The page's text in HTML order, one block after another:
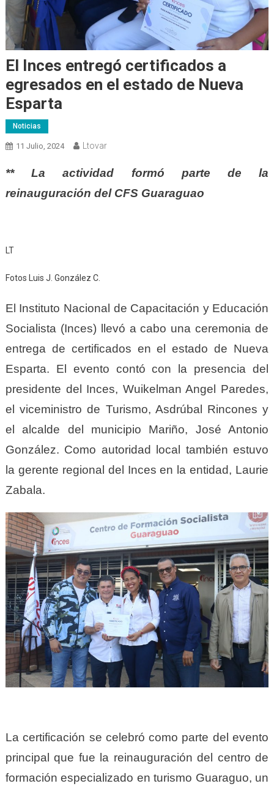
El Inces entregó certificados a
egresados en el estado de Nueva
Esparta
Noticias
11 Julio, 2024 Ltovar
** La actividad formó parte de la
reinauguración del CFS Guaraguao
LT
Fotos Luis J. González C.
El Instituto Nacional de Capacitación y Educación
Socialista (Inces) llevó a cabo una ceremonia de
entrega de certificados en el estado de Nueva
Esparta. El evento contó con la presencia del
presidente del Inces, Wuikelman Angel Paredes,
el viceministro de Turismo, Asdrúbal Rincones y
el alcalde del municipio Mariño, José Antonio
González. Como autoridad local también estuvo
la gerente regional del Inces en la entidad, Laurie
Zabala.
La certificación se celebró como parte del evento
principal que fue la reinauguración del centro de
formación especializado en turismo Guaraguo, un